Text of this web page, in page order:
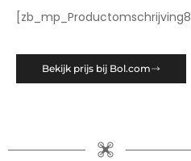
[zb_mp_Productomschrijving8]
Bekijk prijs bij Bol.com